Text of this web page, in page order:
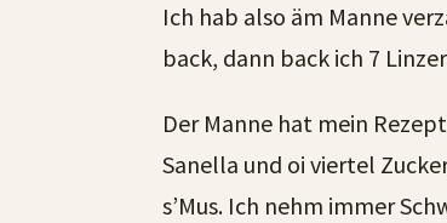
Ich hab also äm Manne
back, dann back ich 7
Der Manne hat mein
Sanella und oi viertel
s’Mus. Ich nehm immer